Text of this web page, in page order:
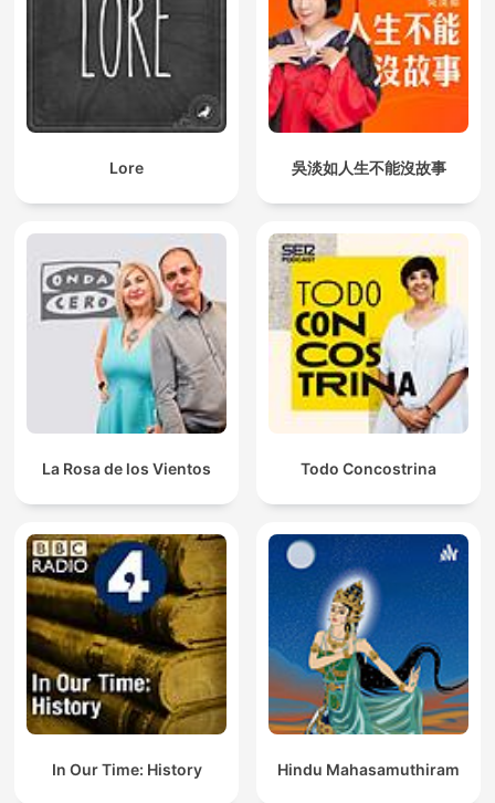
Lore 吳淡如人生不能沒故事
La Rosa de los Vientos Todo Concostrina
In Our Time: History Hindu Mahasamuthiram